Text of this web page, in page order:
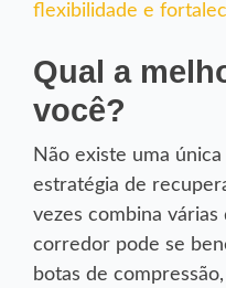
flexibilidade e
Qual a
você?
Não existe uma
estratégia de
vezes combina várias
corredor pode se
botas de